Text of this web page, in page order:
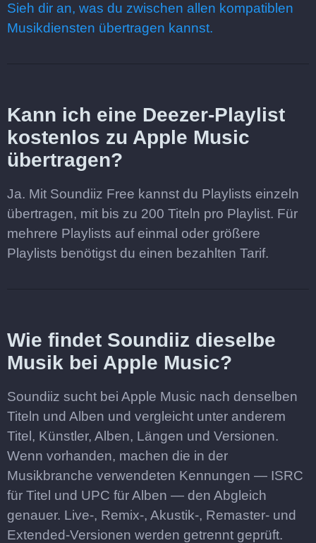
Sieh dir an, was du zwischen allen kompatiblen
Musikdiensten übertragen kannst.
Kann ich eine Deezer-Playlist
kostenlos zu Apple Music
übertragen?
Ja. Mit Soundiiz Free kannst du Playlists einzeln
übertragen, mit bis zu 200 Titeln pro Playlist. Für
mehrere Playlists auf einmal oder größere
Playlists benötigst du einen bezahlten Tarif.
Wie findet Soundiiz dieselbe
Musik bei Apple Music?
Soundiiz sucht bei Apple Music nach denselben
Titeln und Alben und vergleicht unter anderem
Titel, Künstler, Alben, Längen und Versionen.
Wenn vorhanden, machen die in der
Musikbranche verwendeten Kennungen — ISRC
für Titel und UPC für Alben — den Abgleich
genauer. Live-, Remix-, Akustik-, Remaster- und
Extended-Versionen werden getrennt geprüft.